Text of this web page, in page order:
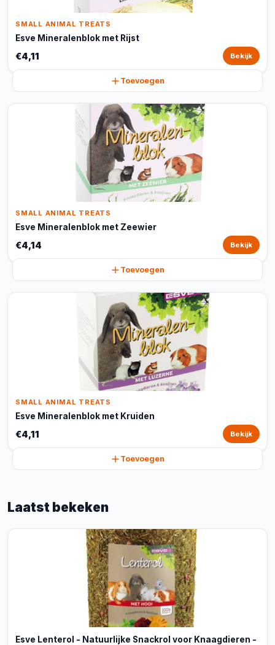
SMALL ANIMAL TREATS
Esve Mineralenblok met Rijst
€4,11 Bekijk
Toevoegen
SMALL ANIMAL TREATS
Esve Mineralenblok met Zeewier
€4,14 Bekijk
Toevoegen
SMALL ANIMAL TREATS
Esve Mineralenblok met Kruiden
€4,11 Bekijk
Toevoegen
Laatst bekeken
Esve Lenterol - Natuurlijke Snackrol voor Knaagdieren -